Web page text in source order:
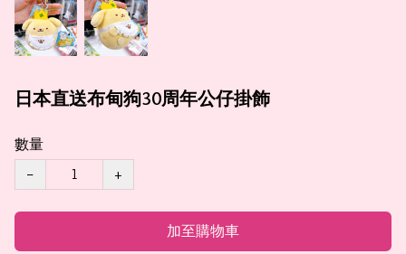
日本直送布甸狗30周年公仔掛飾
數量
−
+
加至購物車